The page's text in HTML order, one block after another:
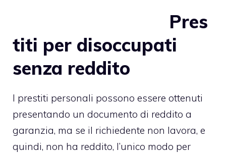
Pres
titi per disoccupati
senza reddito
I prestiti personali possono essere ottenuti
presentando un documento di reddito a
garanzia, ma se il richiedente non lavora, e
quindi, non ha reddito, l’unico modo per